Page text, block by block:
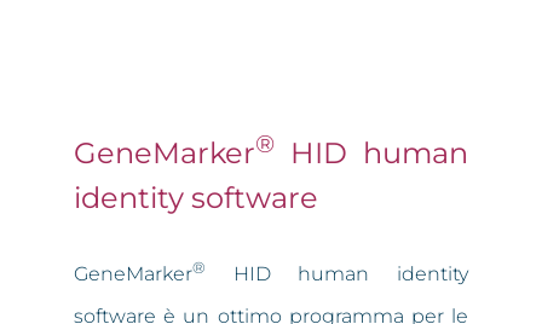
GeneMarker®
HID human
identity software
GeneMarker®
HID human identity
software è un ottimo programma per le